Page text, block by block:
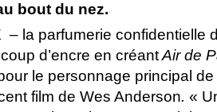
bout du nez.
– la parfumerie confidentielle
d’encre en créantAir de
le personnage principal de
film de Wes Anderson. «